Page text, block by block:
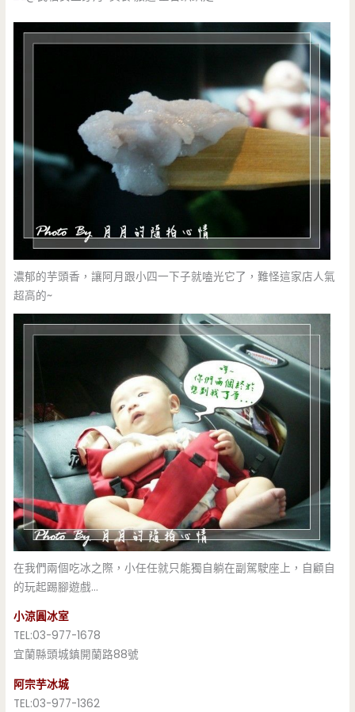
濃郁的芋頭香，讓阿月跟小四一下子就嗑光它了，難怪這家店人氣
超高的~
在我們兩個吃冰之際，小任任就只能獨自躺在副駕駛座上，自顧自
的玩起踢腳遊戲…
小涼圓冰室
TEL:03-977-1678
宜蘭縣頭城鎮開蘭路88號
阿宗芋冰城
TEL:03-977-1362